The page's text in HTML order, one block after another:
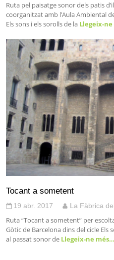
Ruta pel paisatge sonor dels patis
coorganitzat amb l’Aula Ambiental
Els sons i els sorolls de la Llegeix-
Tocant a sometent
19 abr. 2017 La Fàbrica
Ruta “Tocant a sometent” per
Gòtic de Barcelona dins del cicle Els
al passat sonor de Llegeix-ne més…